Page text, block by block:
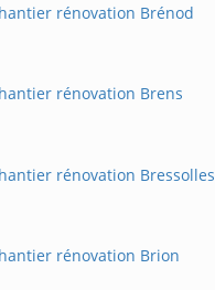
rénovation Brénod
rénovation Brens
rénovation Bressolles
rénovation Brion